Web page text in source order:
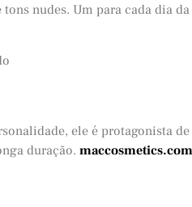
nudes. Um para cada dia
ele é protagonista
duração.